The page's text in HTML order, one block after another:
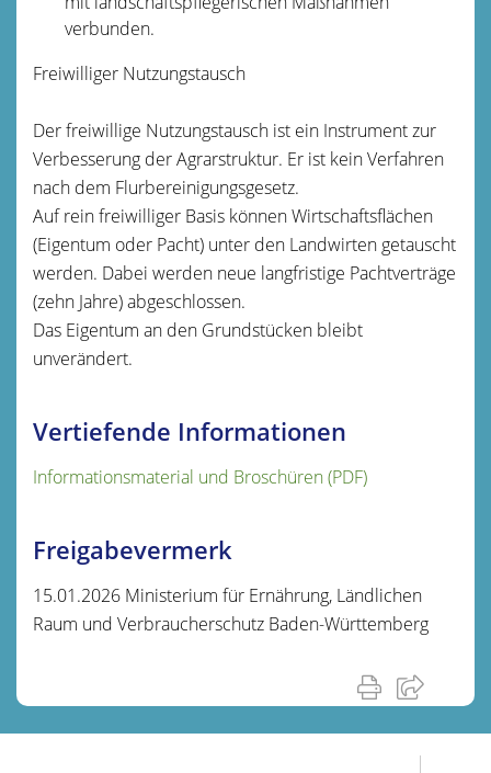
verbunden.
Freiwilliger Nutzungstausch
Der freiwillige Nutzungstausch ist ein Instrument zur
Verbesserung der Agrarstruktur. Er ist kein Verfahren
nach dem Flurbereinigungsgesetz.
Auf rein freiwilliger Basis können Wirtschaftsflächen
(Eigentum oder Pacht) unter den Landwirten getauscht
werden. Dabei werden neue langfristige Pachtverträge
(zehn Jahre) abgeschlossen.
Das Eigentum an den Grundstücken bleibt
unverändert.
Vertiefende Informationen
Informationsmaterial und Broschüren (PDF)
Freigabevermerk
15.01.2026 Ministerium für Ernährung, Ländlichen
Raum und Verbraucherschutz Baden-Württemberg